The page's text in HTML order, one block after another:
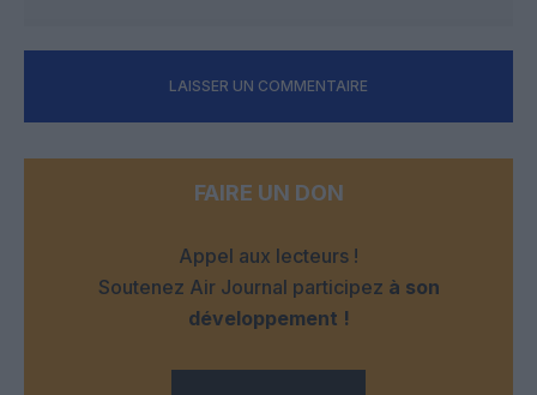
LAISSER UN COMMENTAIRE
FAIRE UN DON
Appel aux lecteurs !
Soutenez Air Journal participez à son
développement !